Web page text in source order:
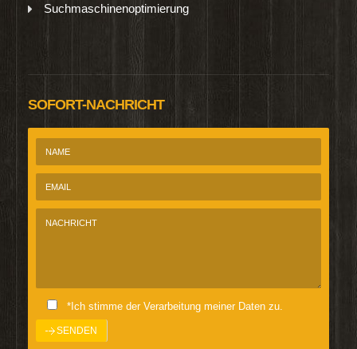
Suchmaschinenoptimierung
SOFORT-NACHRICHT
*Ich stimme der Verarbeitung meiner Daten zu.